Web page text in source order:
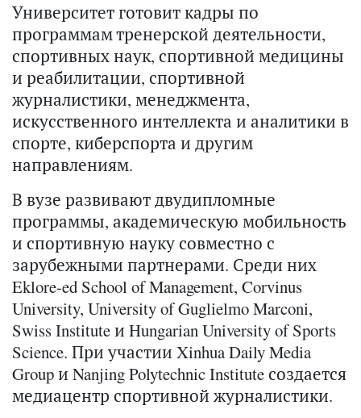
Университет готовит кадры по
программам тренерской деятельности,
спортивных наук, спортивной медицины
и реабилитации, спортивной
журналистики, менеджмента,
искусственного интеллекта и аналитики в
спорте, киберспорта и другим
направлениям.
В вузе развивают двудипломные
программы, академическую мобильность
и спортивную науку совместно с
зарубежными партнерами. Среди них
Eklore-ed School of Management, Corvinus
University, University of Guglielmo Marconi,
Swiss Institute и Hungarian University of Sports
Science. При участии Xinhua Daily Media
Group и Nanjing Polytechnic Institute создается
медиацентр спортивной журналистики.